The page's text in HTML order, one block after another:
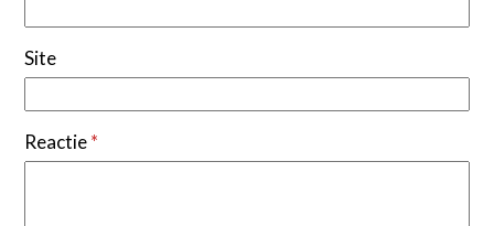
Site
Reactie*